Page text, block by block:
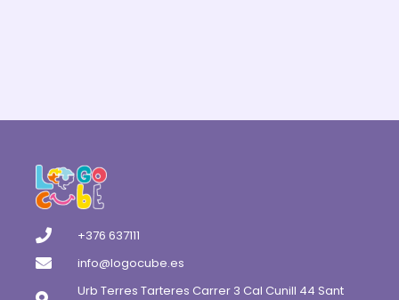
+376 637111
info@logocube.es
Urb Terres Tarteres Carrer 3 Cal Cunill 44 Sant